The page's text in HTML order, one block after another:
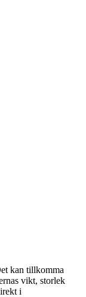
kan tillkomma
vikt, storlek
i